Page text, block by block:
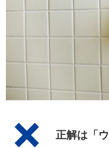
正解は「ウ